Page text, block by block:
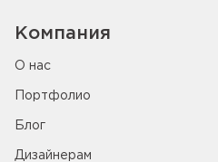
Компания
О нас
Портфолио
Блог
Дизайнерам